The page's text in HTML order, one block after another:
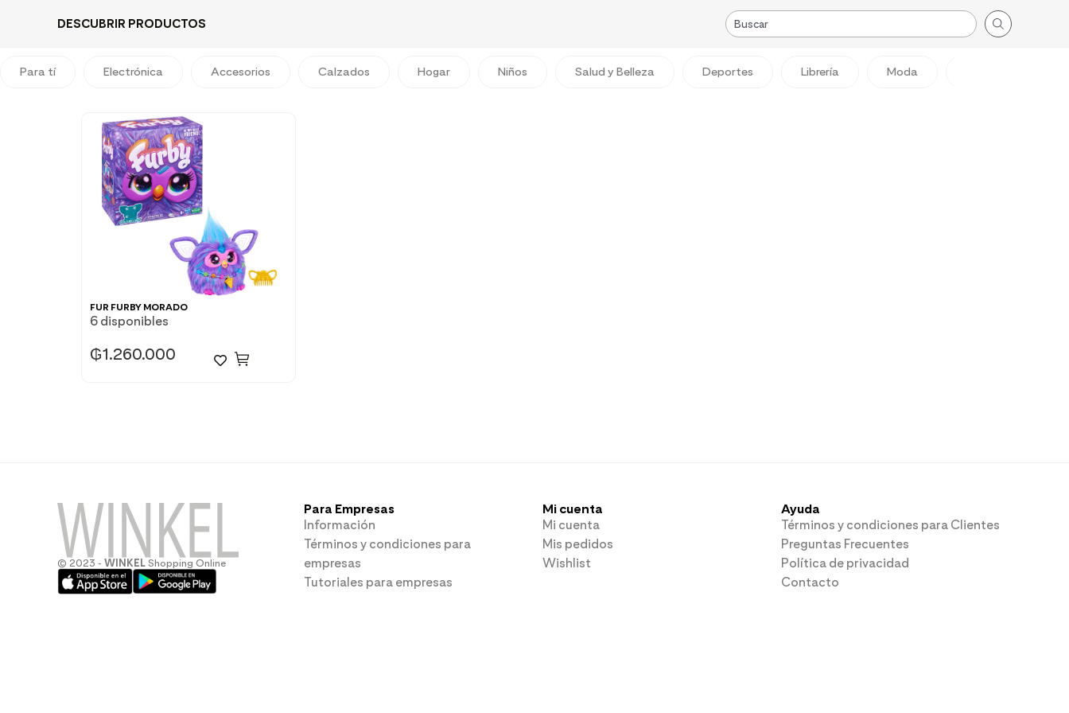
DESCUBRIR PRODUCTOS
Para tí Electrónica Accesorios Calzados Hogar Niños Salud y Belleza Deportes Librería Moda
FUR FURBY MORADO
6 disponibles
₲1.260.000
© 2023 - WINKEL Shopping Online
Para Empresas
Información
Términos y condiciones para
empresas
Tutoriales para empresas
Mi cuenta
Mi cuenta
Mis pedidos
Wishlist
Ayuda
Términos y condiciones para Clientes
Preguntas Frecuentes
Política de privacidad
Contacto